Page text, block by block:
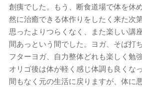
創痍でした。もう、断食道場で体を休
然に治癒できる体作りをしたく来た次
思ったよりつらくなく、また楽しい講
間あっという間でした。ヨガ、そば打
フターヨガ、自力整体どれも楽しく勉
オリゴ後は体が軽く感じ体調も良くな
間もなく元の生活に戻りますが、体に